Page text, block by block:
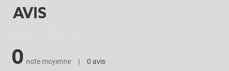
AVIS
0 note moyenne | 0 avis